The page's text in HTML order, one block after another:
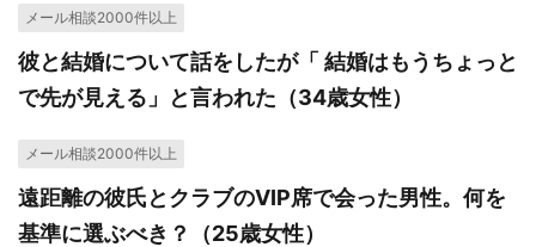
メール相談2000件以上
彼と結婚について話をしたが「 結婚はもうちょっと
で先が見える」と言われた（34歳女性）
メール相談2000件以上
遠距離の彼氏とクラブのVIP席で会った男性。何を
基準に選ぶべき？（25歳女性）